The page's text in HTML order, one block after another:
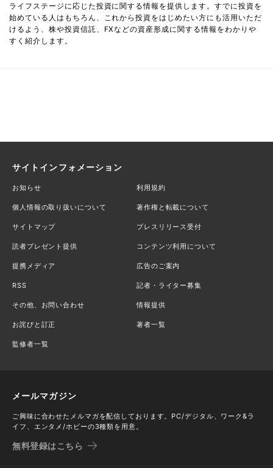
ライフステージに応じた投資に関する情報を提供します。すでに投資を
始めている人はもちろん、これから投資をはじめたい方にも活用いただ
けるよう、株や投資信託、FXなどの資産形成に関する情報をわかりや
すく紹介します。
サイトインフォメーション
お知らせ 利用規約
個人情報の取り扱いについて 著作権と転載について
サイトマップ プレスリリース受付
読者プレゼント提供 コンテンツ利用について
提携メディア 広告のご案内
RSS 記者・ライター募集
その他、お問い合わせ 情報提供
お詫びと訂正 著者一覧
監修者一覧
メールマガジン
ご興味に合わせたメルマガを配信しております。PC/デジタル、ワーク&ラ
イフ、エンタメ/ホビーの3種類を用意。
無料登録はこちら